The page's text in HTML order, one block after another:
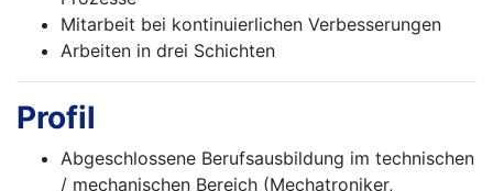
Mitarbeit bei kontinuierlichen Verbesserungen
Arbeiten in drei Schichten
Profil
Abgeschlossene Berufsausbildung im technischen
/ mechanischen Bereich (Mechatroniker,